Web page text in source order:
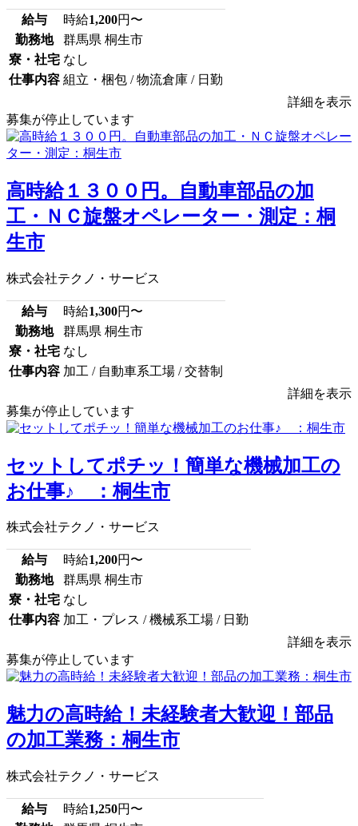
給与 時給1,200円〜
勤務地
群馬県 桐生市
寮・社宅 なし
仕事内容 組立・梱包 / 物流倉庫 / 日勤
詳細を表示
募集が停止しています
高時給１３００円。自動車部品の加
工・ＮＣ旋盤オペレーター・測定：桐
生市
株式会社テクノ・サービス
給与 時給1,300円〜
勤務地
群馬県 桐生市
寮・社宅 なし
仕事内容 加工 / 自動車系工場 / 交替制
詳細を表示
募集が停止しています
セットしてポチッ！簡単な機械加工の
お仕事♪ ：桐生市
株式会社テクノ・サービス
給与 時給1,200円〜
勤務地
群馬県 桐生市
寮・社宅 なし
仕事内容 加工・プレス / 機械系工場 / 日勤
詳細を表示
募集が停止しています
魅力の高時給！未経験者大歓迎！部品
の加工業務：桐生市
株式会社テクノ・サービス
給与 時給1,250円〜